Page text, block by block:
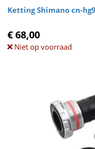
Ketting Shimano cn-
€ 68,00
Niet op voorraad